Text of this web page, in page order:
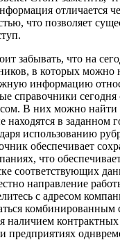
отличается
что позволяет
забывать, что на
в которых
информацию
справочники сегодня
В них можно найти
находятся в заданном
использованию
обеспечивает
что
соответствующих
направление
с адресом
комбинированным
наличием
предприятиях